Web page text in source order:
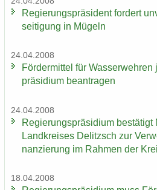
Re­gie­rungs­prä­si­dent for­dert
sei­ti­gung in Mü­geln
24.04.2008
För­der­mit­tel für
prä­si­di­um be­an­tra­gen
24.04.2008
Re­gie­rungs­prä­si­di­um
Land­krei­ses De­litzsch zur
nan­zie­rung im Rah­men der
18.04.2008